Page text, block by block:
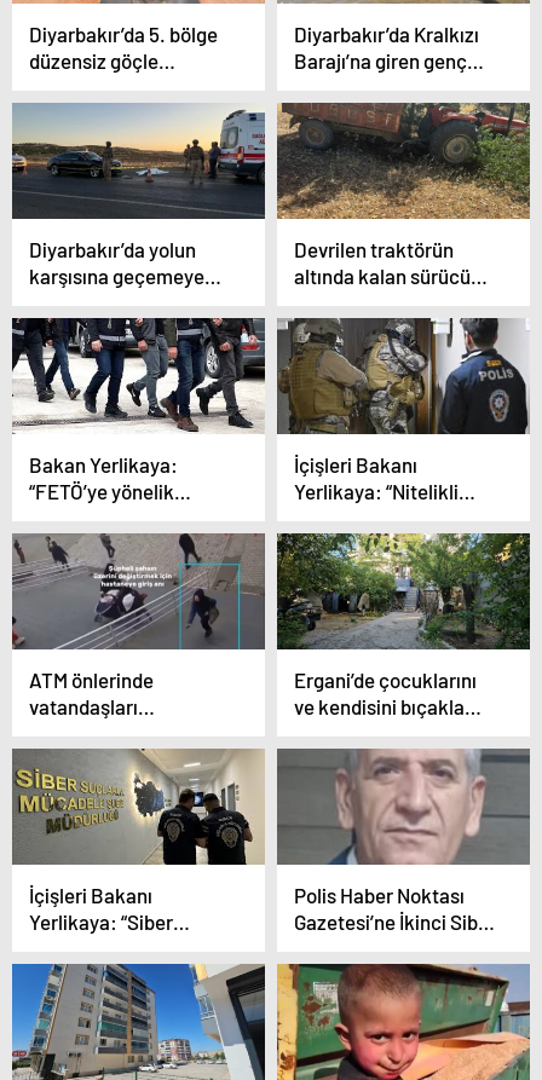
Diyarbakır’da 5. bölge
düzensiz göçle
koordinasyon
toplantısı
gerçekleştirildi
Diyarbakır’da Kralkızı
Barajı’na giren genç
Diyarbakır’da yolun
karşısına geçemeye
çarptı: 1 ölü, 1 yaralı
Devrilen traktörün
altında kalan sürücü
Bakan Yerlikaya:
“FETÖ’ye yönelik
şüpheli yakalandı”
İçişleri Bakanı
Yerlikaya: “Nitelikli
şebekelerine yönelik
düzenlediğimiz
operasyonlarımızda 181
şüpheli tutuklandı”
ATM önlerinde
vatandaşları
kılık değiştirip
kaçmaları kameralara
yansıdı
Ergani’de çocuklarını
ve kendisini bıçakla
İçişleri Bakanı
Yerlikaya: “Siber
kapsamında son 3
günde 190 şüpheliyi
yakaladık”
Polis Haber Noktası
Gazetesi’ne İkinci Siber